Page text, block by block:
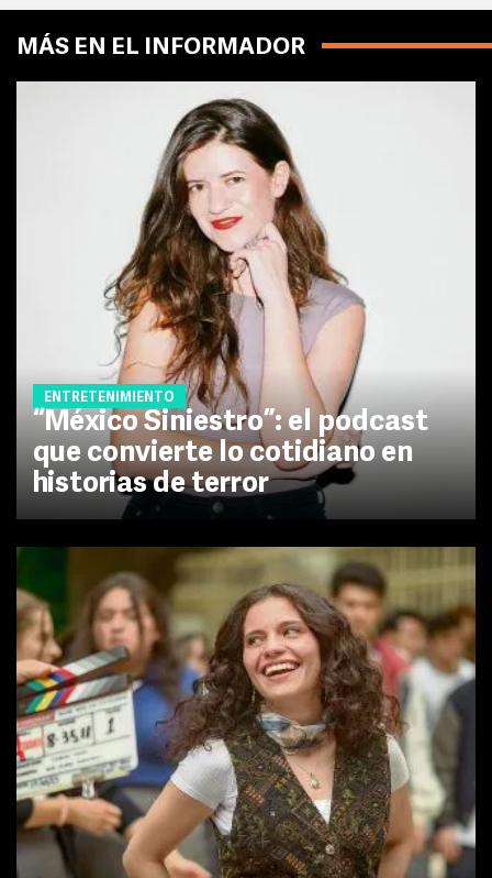
MÁS EN EL INFORMADOR
ENTRETENIMIENTO
“México Siniestro”: el podcast
que convierte lo cotidiano en
historias de terror